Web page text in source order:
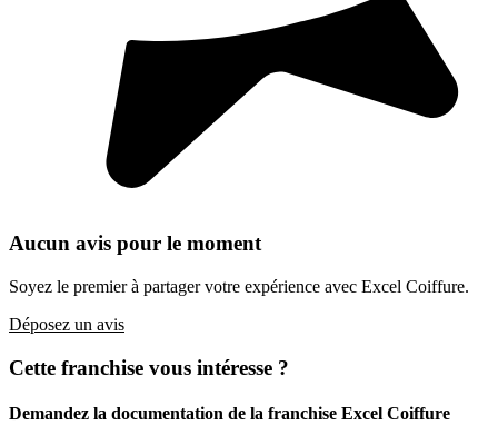
Aucun avis pour le moment
Soyez le premier à partager votre expérience avec Excel Coiffure.
Déposez un avis
Cette franchise vous intéresse ?
Demandez la documentation de la franchise Excel Coiffure